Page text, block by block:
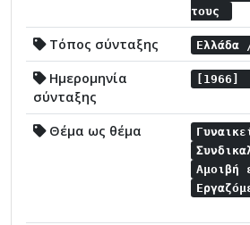
τους
Τόπος σύνταξης Ελλάδα
Ημερομηνία
σύνταξης
[1966]
Θέμα ως θέμα
Αμοιβή